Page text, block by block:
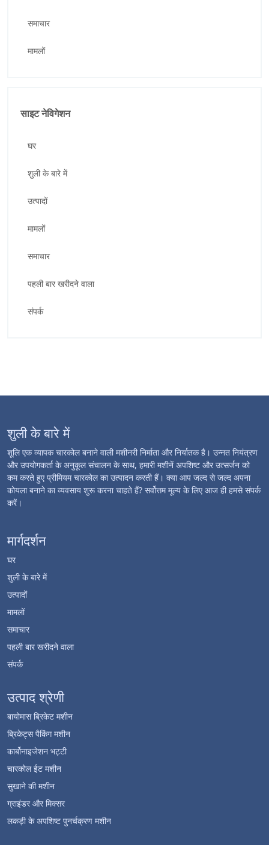
समाचार
मामलों
साइट नेविगेशन
घर
शुली के बारे में
उत्पादों
मामलों
समाचार
पहली बार खरीदने वाला
संपर्क
शुली के बारे में
शूलि एक व्यापक चारकोल बनाने वाली मशीनरी निर्माता और निर्यातक है। उन्नत नियंत्रण
और उपयोगकर्ता के अनुकूल संचालन के साथ, हमारी मशीनें अपशिष्ट और उत्सर्जन को
कम करते हुए प्रीमियम चारकोल का उत्पादन करती हैं। क्या आप जल्द से जल्द अपना
कोयला बनाने का व्यवसाय शुरू करना चाहते हैं? सर्वोत्तम मूल्य के लिए आज ही हमसे संपर्क
करें।
मार्गदर्शन
घर
शुली के बारे में
उत्पादों
मामलों
समाचार
पहली बार खरीदने वाला
संपर्क
उत्पाद श्रेणी
बायोमास ब्रिकेट मशीन
ब्रिकेट्स पैकिंग मशीन
कार्बोनाइजेशन भट्टी
चारकोल ईट मशीन
सुखाने की मशीन
ग्राइंडर और मिक्सर
लकड़ी के अपशिष्ट पुनर्चक्रण मशीन